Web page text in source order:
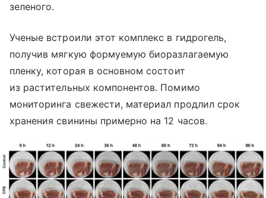
зеленого.
Ученые встроили этот комплекс в гидрогель,
получив мягкую формуемую биоразлагаемую
пленку, которая в основном состоит
из растительных компонентов. Помимо
мониторинга свежести, материал продлил срок
хранения свинины примерно на 12 часов.